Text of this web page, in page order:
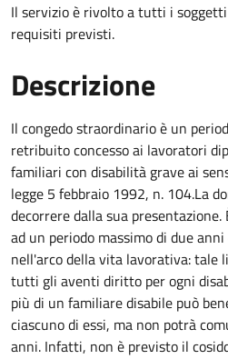
Il servizio è rivolto a tutti i
requisiti previsti.
Descrizione
Il congedo straordinario è un
retribuito concesso ai lavoratori
familiari con disabilità grave ai
legge 5 febbraio 1992, n. 104.La
decorrere dalla sua
ad un periodo massimo di due
nell'arco della vita lavorativa: tale
tutti gli aventi diritto per ogni
più di un familiare disabile può
ciascuno di essi, ma non potrà
anni. Infatti, non è previsto il